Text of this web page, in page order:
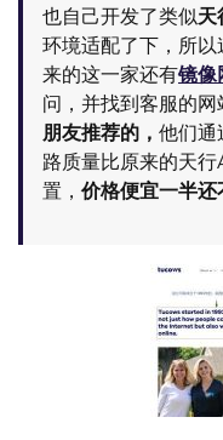
也自己开发了类似天
环境适配了下，所
来的这一家还有镜像
问，并找到客服的网
朋友推荐的， 他们通
路质量比原来的天
置， 价格便宜一半还